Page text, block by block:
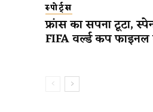
स्पोर्ट्स
फ्रांस का सपना टूटा,
FIFA वर्ल्ड कप